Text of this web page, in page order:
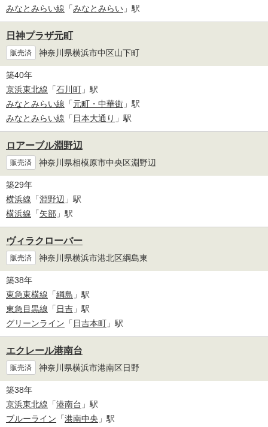
みなとみらい線 「みなとみらい 」駅
日神プラザ元町
販売済 神奈川県横浜市中区山下町
築40年
京浜東北線 「石川町 」駅
みなとみらい線 「元町・中華街 」駅
みなとみらい線 「 日本大通り 」駅
ロアーブル淵野辺
販売済 神奈川県相模原市中央区淵野辺
築29年
横浜線 「淵野辺 」駅
横浜線 「矢部 」駅
ヴィラクローバー
販売済 神奈川県横浜市港北区綱島東
築38年
東急東横線 「綱島 」駅
東急目黒線 「 日吉 」駅
グリーンライン 「 日吉本町 」駅
エクレール港南台
販売済 神奈川県横浜市港南区日野
築38年
京浜東北線 「港南台 」駅
ブルーライン 「港南中央 」駅